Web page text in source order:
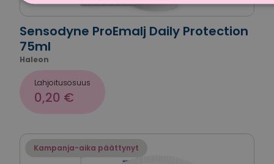
Sensodyne ProEmalj Daily Protection
75ml
Haleon
Lahjoitusosuus
0,20 €
Kampanja-aika päättynyt